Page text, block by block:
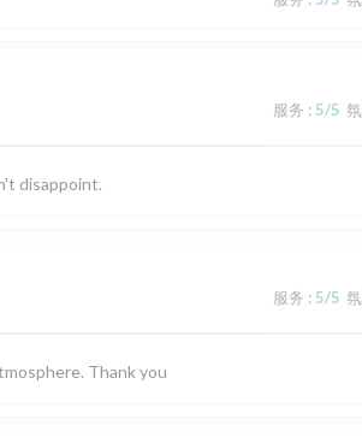
服务 : 5/5
disappoint.
服务 : 5/5
Thank you